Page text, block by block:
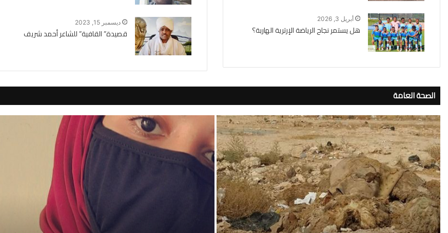
أبريل 3, 2026
هل يستمر نجاح الرياضة الإرترية الهاربة؟
ديسمبر 15, 2023
قصيدة” القافية” للشاعر أحمد شريف
الصحة العامة